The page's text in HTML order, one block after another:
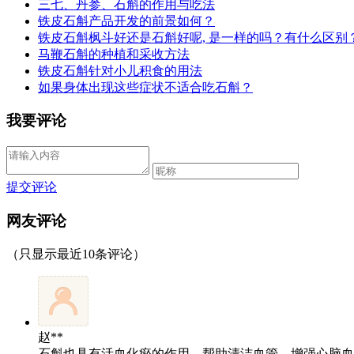
三七、丹参、石斛的作用与吃法
铁皮石斛产品开发的前景如何？
铁皮石斛枫斗好还是石斛好呢, 是一样的吗？有什么区别
马鞭石斛的种植和采收方法
铁皮石斛针对小儿积食的用法
如果身体出现这些症状不适合吃石斛？
我要评论
提交评论
网友评论
（只显示最近10条评论）
赵**